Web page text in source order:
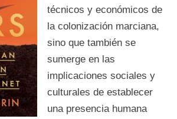
técnicos y económicos de
la colonización marciana,
sino que también se
sumerge en las
implicaciones sociales y
culturales de establecer
una presencia humana